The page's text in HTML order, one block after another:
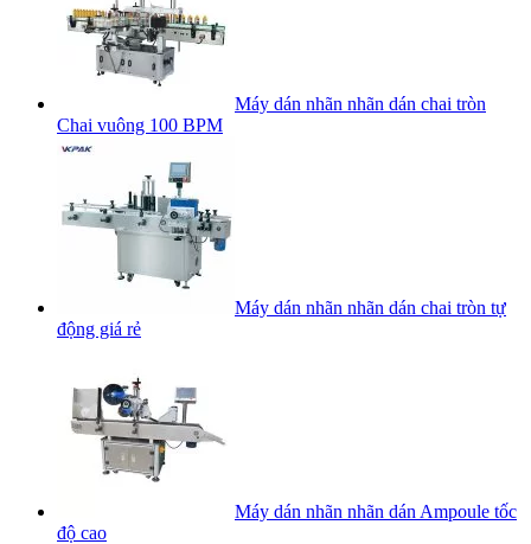
Máy dán nhãn nhãn dán chai tròn
Chai vuông 100 BPM
Máy dán nhãn nhãn dán chai tròn tự
động giá rẻ
Máy dán nhãn nhãn dán Ampoule tốc
độ cao